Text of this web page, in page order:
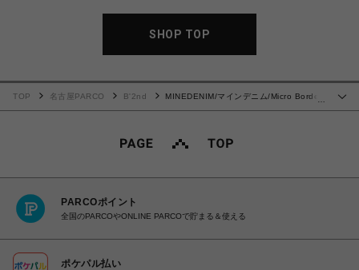
SHOP TOP
…
TOP 名古屋PARCO B'2nd
MINEDENIM/マインデニム/Micro Border
PARCOポイント
全国のPARCOやONLINE PARCOで貯まる＆使える
ポケパル払い